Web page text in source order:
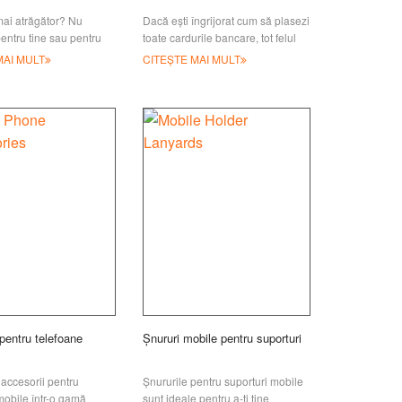
atrăgător? Nu
tine sau pentru
Aici am dori să vă
MULT
Dacă ești îngrijorat cum să plasezi
toate cardurile bancare, tot felul
de certificate și bani cash când
ieși? Dacă
CITEȘTE MAI MULT
telefoane
pentru
într-o gamă
Șnururi mobile pentru suporturi
Șnururile pentru suporturi mobile
sunt ideale pentru a-ți ține